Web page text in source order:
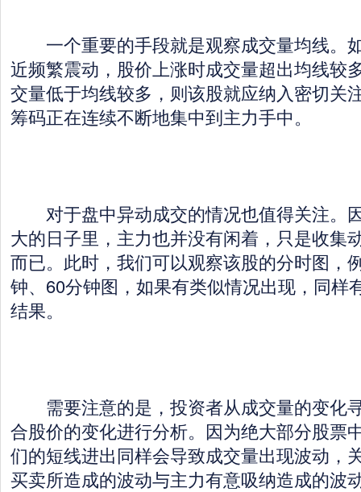
一个重要的手段就是观察成交量均线。
近频繁震动，股价上涨时成交量超出均线较
交量低于均线较多，则该股就应纳入密切关
筹码正在连续不断地集中到主力手中。
对于盘中异动成交的情况也值得关注。
大的日子里，主力也并没有闲着，只是收集
而已。此时，我们可以观察该股的分时图，
钟、60分钟图，如果有类似情况出现，同样
结果。
需要注意的是，投资者从成交量的变化寻
合股价的变化进行分析。因为绝大部分股票
们的短线进出同样会导致成交量出现波动，
买卖所造成的波动与主力有意吸纳造成的波